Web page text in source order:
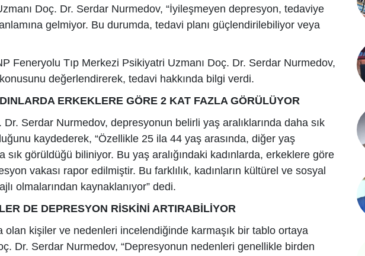
Doç. Dr. Serdar Nurmedov, “İyileşmeyen depresyon, tedaviye
gelmiyor. Bu durumda, tedavi planı güçlendirilebiliyor veya
Feneryolu Tıp Merkezi Psikiyatri Uzmanı Doç. Dr. Serdar Nurmedov,
değerlendirerek, tedavi hakkında bilgi verdi.
ERKEKLERE GÖRE 2 KAT FAZLA GÖRÜLÜYOR
Dr. Serdar Nurmedov, depresyonun belirli yaş aralıklarında daha sık
kaydederek, “Özellikle 25 ila 44 yaş arasında, diğer yaş
sık görüldüğü biliniyor. Bu yaş aralığındaki kadınlarda, erkeklere göre
vakası rapor edilmiştir. Bu farklılık, kadınların kültürel ve sosyal
olmalarından kaynaklanıyor” dedi.
DE DEPRESYON RİSKİNİ ARTIRABİLİYOR
olan kişiler ve nedenleri incelendiğinde karmaşık bir tablo ortaya
Dr. Serdar Nurmedov, “Depresyonun nedenleri genellikle birden